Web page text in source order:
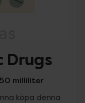
Drugs
milliliter
köpa denna